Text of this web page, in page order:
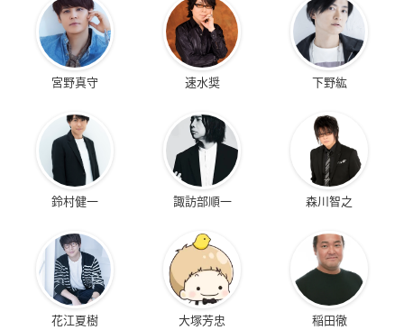
宮野真守 速水奨 下野紘
鈴村健一 諏訪部順一 森川智之
花江夏樹 大塚芳忠 稲田徹